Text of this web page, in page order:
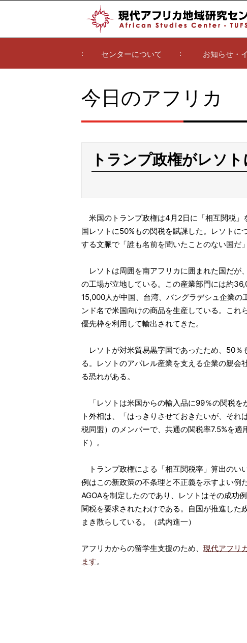
センターについて お知らせ・
今日のアフリカ
トランプ政権がレソ
米国のトランプ政権は4月2日に「相互関税」
国レソトに50%もの関税を賦課した。レソト
する文脈で「誰も名前を聞いたことのない国だ
レソトは周囲を南アフリカに囲まれた国だが
の工場が立地している。この産業部門には約
15,000人が中国、台湾、バングラデシュ企業
ンド名で米国向けの商品を生産している。これ
優先枠を利用して輸出されてきた。
レソトが対米貿易黒字国であったため、50％
る。レソトのアパレル産業を支える企業の親
る恐れがある。
「レソトは米国からの輸入品に99％の関税を
ト外相は、「はっきりさせておきたいが、そ
税同盟）のメンバーで、共通の関税率7.5%を
ド）。
トランプ政権による「相互関税率」算出のい
例はこの新政策の不条理と不正義を示すよい例
AGOAを制定したのであり、レソトはその成功
関税を要求されたわけである。自国が推進した
まき散らしている。（武内進一）
アフリカからの留学生支援のため、 現代アフリ
ます。